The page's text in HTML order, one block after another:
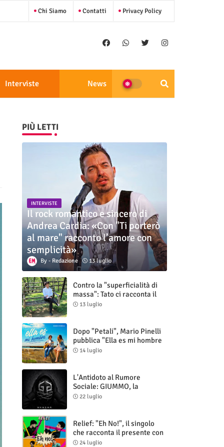
Chi Siamo Contatti Privacy Policy
Interviste News
PIÙ LETTI
INTERVISTE
Il rock romantico e sincero di
Andrea Cardia: «Con "Ti porterò
al mare" racconto l’amore con
semplicità»
Redazione 13 luglio
Contro la "superficialità di
massa": Tato ci racconta il
nuovo singolo "Vuoti digitali"
13 luglio
Dopo "Petali", Mario Pinelli
pubblica "Ella es mi hombre
(Il mio uomo è lei)"
14 luglio
L'Antidoto al Rumore
Sociale: GIUMMO, la
Maschera e la Cruda Verità
22 luglio
Relief: "Eh No!", il singolo
che racconta il presente con
ironia e autenticità
24 luglio